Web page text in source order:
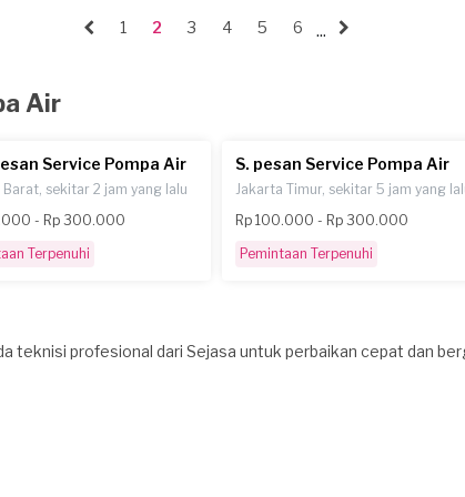
1 2 3 4 5 6 ...
Air
Service Pompa Air
sekitar 2 jam yang lalu
- Rp 300.000
Terpenuhi
S. pesan Service Pompa Air
Jakarta Timur, sekitar 5 jam yang
Rp 100.000 - Rp 300.000
Pemintaan Terpenuhi
teknisi profesional dari Sejasa untuk perbaikan cepat dan